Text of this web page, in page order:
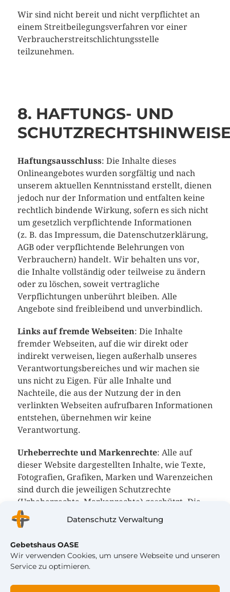
Datenschutz Verwaltung
Gebetshaus OASE
Wir verwenden Cookies, um unsere Webseite und unseren
Service zu optimieren.
Wir sind nicht bereit und nicht verpflichtet an
einem Streitbeilegungsverfahren vor einer
Verbraucherstreitschlichtungsstelle
teilzunehmen.
8. HAFTUNGS- UND
Haftungsausschluss: Die Inhalte dieses
Onlineangebotes wurden sorgfältig und nach
unserem aktuellen Kenntnisstand erstellt, dienen
jedoch nur der Information und entfalten keine
rechtlich bindende Wirkung, sofern es sich nicht
um gesetzlich verpflichtende Informationen
(z. B. das Impressum, die Datenschutzerklärung,
AGB oder verpflichtende Belehrungen von
Verbrauchern) handelt. Wir behalten uns vor,
die Inhalte vollständig oder teilweise zu ändern
oder zu löschen, soweit vertragliche
Verpflichtungen unberührt bleiben. Alle
Angebote sind freibleibend und unverbindlich.
Links auf fremde Webseiten: Die Inhalte
fremder Webseiten, auf die wir direkt oder
indirekt verweisen, liegen außerhalb unseres
Verantwortungsbereiches und wir machen sie
uns nicht zu Eigen. Für alle Inhalte und
Nachteile, die aus der Nutzung der in den
verlinkten Webseiten aufrufbaren Informationen
entstehen, übernehmen wir keine
Verantwortung.
Urheberrechte und Markenrechte: Alle auf
dieser Website dargestellten Inhalte, wie Texte,
Fotografien, Grafiken, Marken und Warenzeichen
sind durch die jeweiligen Schutzrechte
(Urheberrechte, Markenrechte) geschützt. Die
Verwendung, Vervielfältigung usw. unterliegen
unseren Rechten oder den Rechten der
Hinweise auf Rechtsverstöße : Sollten Sie
innerhalb unseres Internetauftritts
Rechtsverstöße bemerken, bitten wir Sie uns auf